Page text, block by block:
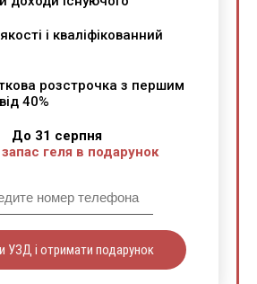
і кваліфікованний
розстрочка з першим
40%
До 31 серпня
запас геля в подарунок
УЗД і отримати подарунок